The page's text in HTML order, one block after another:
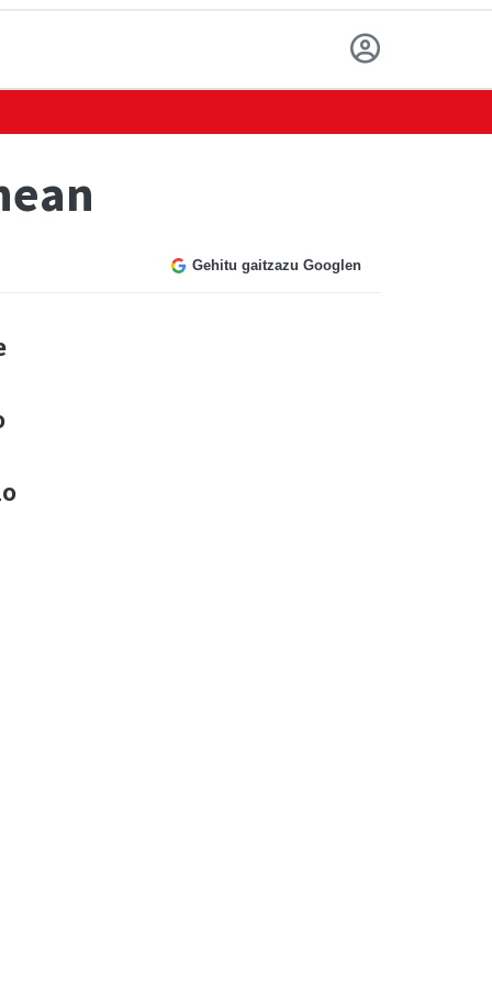
Gehitu gaitzazu Googlen